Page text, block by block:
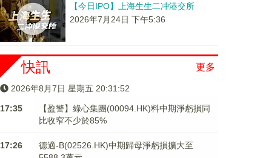
【今日IPO】上海生生二冲港交所
2026年7月24日 下午5:36
更多
快訊
2026年8月7日 星期五 20:31:52
17:35
【盈警】綠心集團(00094.HK)料中期淨虧損同
比收窄不少於85%
17:26
德適-B(02526.HK)中期歸母淨虧損擴大至